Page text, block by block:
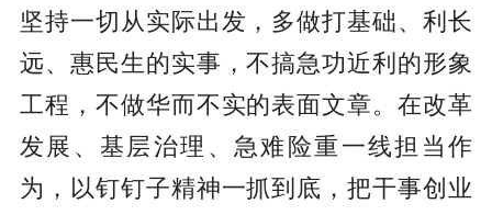
坚持一切从实际出发，多做打基础、利长
远、惠民生的实事，不搞急功近利的形象
工程，不做华而不实的表面文章。在改革
发展、基层治理、急难险重一线担当作
为，以钉钉子精神一抓到底，把干事创业